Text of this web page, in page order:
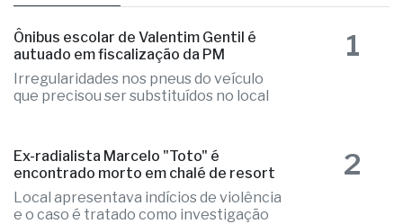
Ônibus escolar de Valentim Gentil é
autuado em fiscalização da PM
Irregularidades nos pneus do veículo
que precisou ser substituídos no local
1
Ex-radialista Marcelo "Toto" é
encontrado morto em chalé de resort
Local apresentava indícios de violência
e o caso é tratado como investigação
2